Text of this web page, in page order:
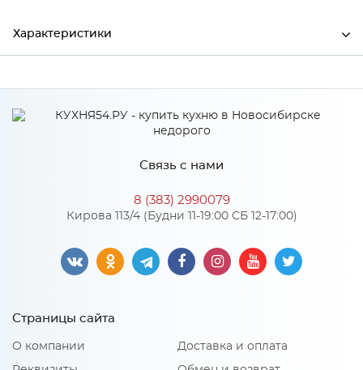
Характеристики
Высота 1040
Дуб юкон/Графит
Количество упаковок: 3
Связь с нами
8 (383) 2990079
Кирова 113/4 (Будни 11-19:00 СБ 12-17:00)
Страницы сайта
О компании Доставка и оплата